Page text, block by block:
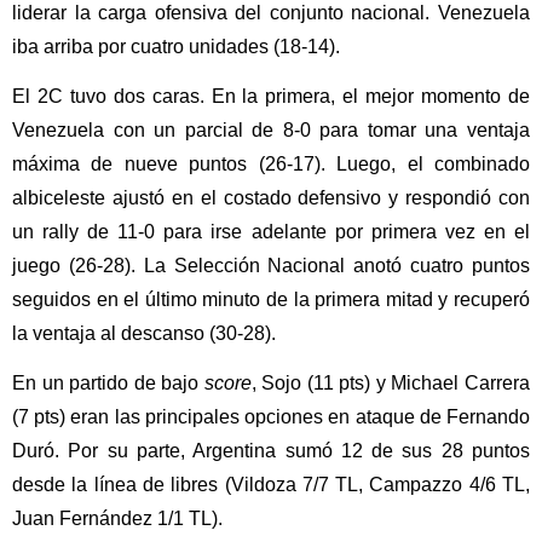
liderar la carga ofensiva del conjunto nacional. Venezuela
iba arriba por cuatro unidades (18-14).
El 2C tuvo dos caras. En la primera, el mejor momento de
Venezuela con un parcial de 8-0 para tomar una ventaja
máxima de nueve puntos (26-17). Luego, el combinado
albiceleste ajustó en el costado defensivo y respondió con
un rally de 11-0 para irse adelante por primera vez en el
juego (26-28). La Selección Nacional anotó cuatro puntos
seguidos en el último minuto de la primera mitad y recuperó
la ventaja al descanso (30-28).
En un partido de bajo score, Sojo (11 pts) y Michael Carrera
(7 pts) eran las principales opciones en ataque de Fernando
Duró. Por su parte, Argentina sumó 12 de sus 28 puntos
desde la línea de libres (Vildoza 7/7 TL, Campazzo 4/6 TL,
Juan Fernández 1/1 TL).